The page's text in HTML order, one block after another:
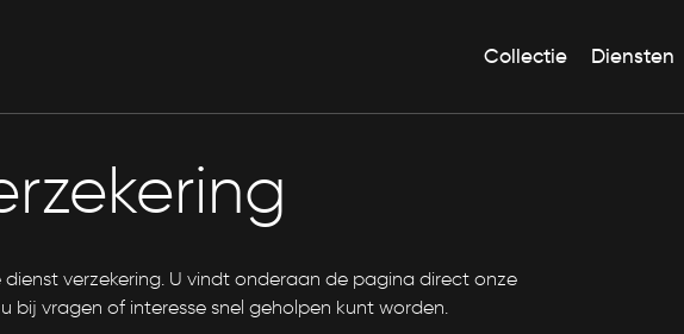
Collectie Diensten
verzekering. U vindt onderaan de pagina direct onze
vragen of interesse snel geholpen kunt worden.